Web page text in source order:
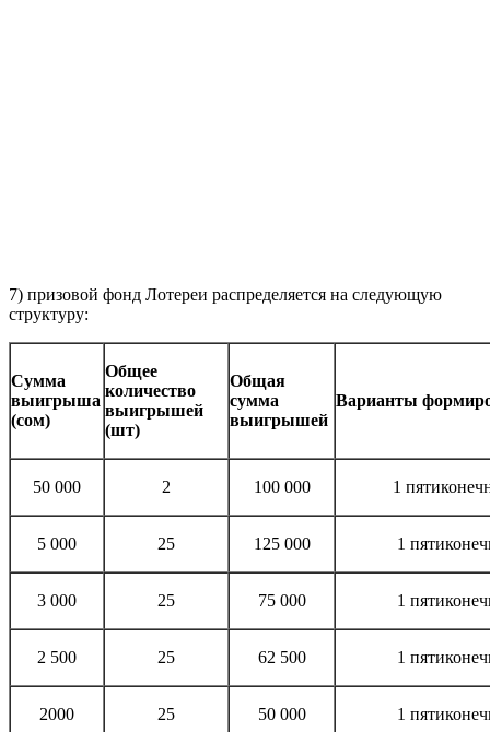
7) призовой фонд Лотереи распределяется на следующую
структуру:
Сумма
выигрыша
(сом)
Общее
количество
выигрышей
(шт)
Общая
сумма
выигрышей
Варианты
50 000 2 100 000 1
5 000 25 125 000 1
3 000 25 75 000 1
2 500 25 62 500 1
2000 25 50 000 1